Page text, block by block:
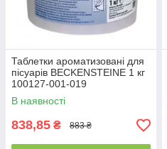
Таблетки ароматизовані для
пісуарів BECKENSTEINE 1 кг
100127-001-019
В наявності
838,85 ₴ 883 ₴